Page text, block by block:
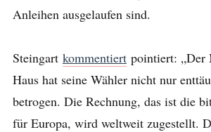
Anleihen ausgelaufen sind.
Steingart kommentiert pointiert: „Der
Haus hat seine Wähler nicht nur
betrogen. Die Rechnung, das ist die
für Europa, wird weltweit zugestellt.